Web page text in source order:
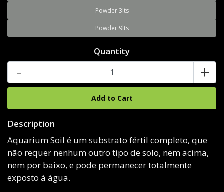
Powder 3lts
Powder 9lts
Quantity
- +
Description
Aquarium Soil é um substrato fértil completo, que
não requer nenhum outro tipo de solo, nem acima,
nem por baixo, e pode permanecer totalmente
exposto á água.